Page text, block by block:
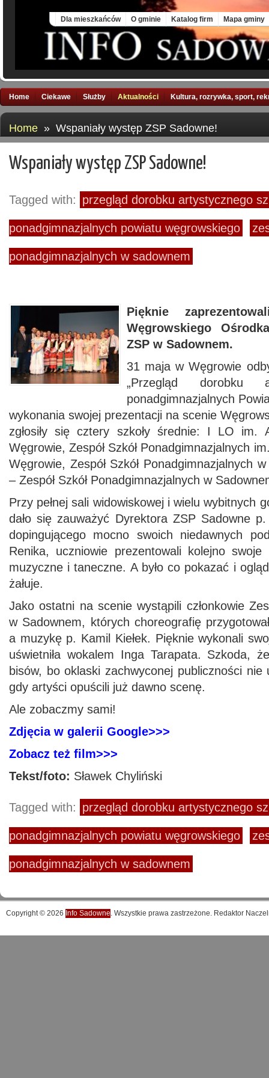
Dla mieszkańców O gminie Katalog firm Mapa gminy
Home Ciekawe Służby Aktualności Kultura, rozrywka, sport,
Home » Wspaniały występ ZSP Sadowne!
Wspaniały występ ZSP Sadowne!
Tagged with: przegląd dorobku artystycznego
ponadgimnazjalnych powiatu węgrowskiego
ponadgimnazjalnych w sadownem
Pięknie
Węgrowskiego
ZSP w Sadownem.
31 maja w Węgrowie
„Przegląd dorobku
ponadgimnazjalnych
wykonania swojej prezentacji na scenie
zgłosiły się cztery szkoły średnie: I LO im.
Węgrowie, Zespół Szkół Ponadgimnazjalnych
Węgrowie, Zespół Szkół Ponadgimnazjalnych
– Zespół Szkół Ponadgimnazjalnych w
Przy pełnej sali widowiskowej i wielu wybitnych
dało się zauważyć Dyrektora ZSP Sadowne
dopingującego mocno swoich niedawnych
Renika, uczniowie prezentowali kolejno swoje
muzyczne i taneczne. A było co pokazać i
żałuje.
Jako ostatni na scenie wystąpili członkowie
w Sadownem, których choreografię
a muzykę p. Kamil Kiełek. Pięknie wykonali
uświetniła wokalem Inga Tarapata. Szkoda,
bisów, bo oklaski zachwyconej publiczności nie
gdy artyści opuścili już dawno scenę.
Ale zobaczmy sami!
Zdjęcia w galerii Google>>>
Zobacz też film>>>
Tekst/foto: Sławek Chyliński
Tagged with: przegląd dorobku artystycznego
ponadgimnazjalnych powiatu węgrowskiego
ponadgimnazjalnych w sadownem
Copyright © 2026 Info Sadowne. Wszystkie prawa zastrzeżone. Redaktor